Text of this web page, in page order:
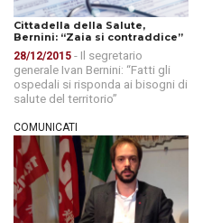
Cittadella della Salute,
Bernini: “Zaia si contraddice”
28/12/2015 - Il segretario
generale Ivan Bernini: “Fatti gli
ospedali si risponda ai bisogni di
salute del territorio”
COMUNICATI